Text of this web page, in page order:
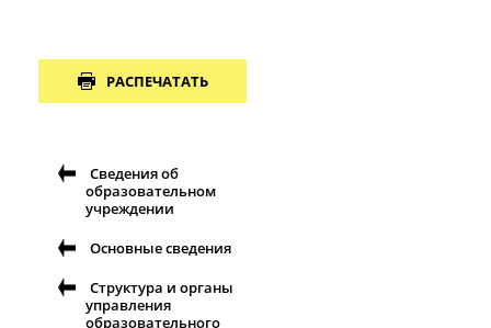
РАСПЕЧАТАТЬ
Сведения об
образовательном
учреждении
Основные сведения
Структура и органы
управления
образовательного